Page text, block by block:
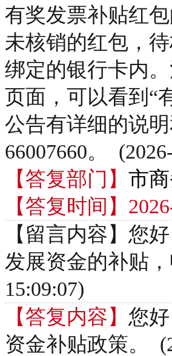
有奖发票补贴红
未核销的红包，
绑定的银行卡内
页面，可以看到“
公告有详细的说
66007660。
【答复部门】 市
【答复时间】
【留言内容】您
发展资金的补贴
15:09:07)
【答复内容】 您
资金补贴政策。